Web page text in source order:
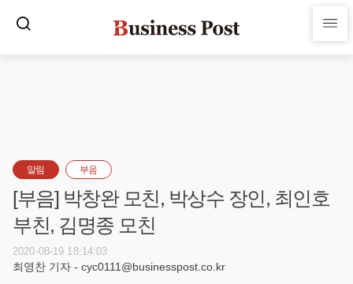
알림 부음
[부음] 박창완 모친, 박상수 장인, 최인호
부친, 김명종 모친
2020-08-19 18:14:03
최영찬 기자 - cyc0111@businesspost.co.kr